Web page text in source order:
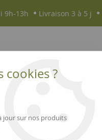
9h-13h Livraison 3 à 5 j
▫ COMMERCES
cookies ?
jour sur nos produits